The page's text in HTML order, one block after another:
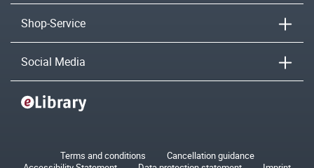
Shop-Service
Social Media
Terms and conditions
Cancellation guidance